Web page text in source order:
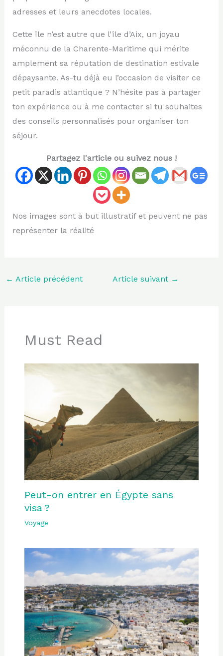
adresses et leurs anecdotes locales.
Cette île n’est autre que l’île d’Aix, un joyau
méconnu de la Charente-Maritime qui mérite
amplement sa réputation de destination estivale
dépaysante. As-tu déjà eu l’occasion de visiter ce
petit paradis atlantique ? N’hésite pas à partager
ton expérience ou à me contacter si tu souhaites
des conseils personnalisés pour organiser ton
séjour.
Partagez l'article ou suivez nous !
Nos images sont à but illustratif et peuvent ne pas
représenter la réalité
← Article précédent Article suivant →
Must Read
Peut-on entrer en Égypte sans
visa ?
Voyage